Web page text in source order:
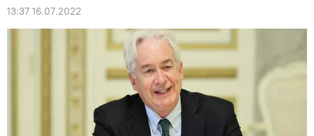
13:37 16.07.2022